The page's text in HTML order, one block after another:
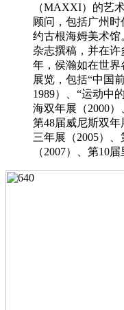
（MAXXI）的艺
顾问，包括广州
约古根海姆美术
杂志撰稿，并在许
年，侯瀚如在世界
展览，包括“中国
1989）、“运动中
海双年展（2000）
第48届威尼斯双年
三年展（2005）
（2007）、第10